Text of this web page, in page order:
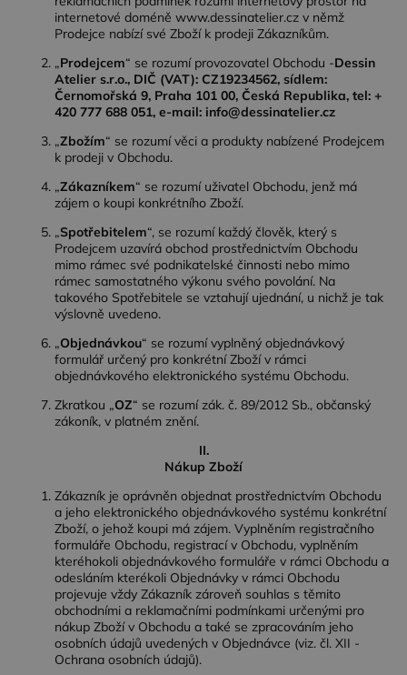
internetové doméně www.dessinatelier.cz v němž
Prodejce nabízí své Zboží k prodeji Zákazníkům.
„Prodejcem“ se rozumí provozovatel Obchodu -Dessin
Atelier s.r.o., DIČ (VAT): CZ19234562, sídlem:
Černomořská 9, Praha 101 00, Česká Republika, tel: +
420 777 688 051, e-mail: info@dessinatelier.cz
„Zbožím“ se rozumí věci a produkty nabízené Prodejcem
k prodeji v Obchodu.
„Zákazníkem“ se rozumí uživatel Obchodu, jenž má
zájem o koupi konkrétního Zboží.
„Spotřebitelem“, se rozumí každý člověk, který s
Prodejcem uzavírá obchod prostřednictvím Obchodu
mimo rámec své podnikatelské činnosti nebo mimo
rámec samostatného výkonu svého povolání. Na
takového Spotřebitele se vztahují ujednání, u nichž je tak
výslovně uvedeno.
„Objednávkou“ se rozumí vyplněný objednávkový
formulář určený pro konkrétní Zboží v rámci
objednávkového elektronického systému Obchodu.
Zkratkou „OZ“ se rozumí zák. č. 89/2012 Sb., občanský
zákoník, v platném znění.
II.
Nákup Zboží
Zákazník je oprávněn objednat prostřednictvím Obchodu
a jeho elektronického objednávkového systému konkrétní
Zboží, o jehož koupi má zájem. Vyplněním registračního
formuláře Obchodu, registrací v Obchodu, vyplněním
kteréhokoli objednávkového formuláře v rámci Obchodu a
odesláním kterékoli Objednávky v rámci Obchodu
projevuje vždy Zákazník zároveň souhlas s těmito
obchodními a reklamačními podmínkami určenými pro
nákup Zboží v Obchodu a také se zpracováním jeho
osobních údajů uvedených v Objednávce (viz. čl. XII -
Ochrana osobních údajů).